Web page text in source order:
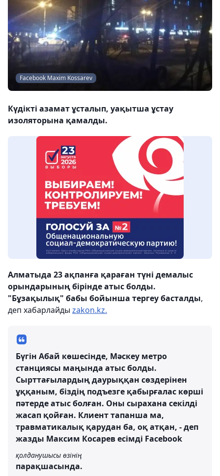
Facebook Maxim Kossarev
Күдікті азамат ұсталып, уақытша ұстау
изоляторына қамалды.
Алматыда 23 ақпанға қараған түні демалыс
орындарының бірінде атыс болды.
"Бұзақылық" бабы бойынша тергеу басталды,
деп хабарлайды zakon.kz.
Бүгін Абай көшесінде, Мәскеу метро
станциясы маңында атыс болды.
Сырттағылардың даурыққан сөздерінен
ұққаным, біздің подъезге қабырғалас көрші
пәтерде атыс болған. Оны сырахана секілді
жасап қойған. Клиент тапанша ма,
травматикалық қарудан ба, оқ атқан, - деп
жазды Максим Косарев есімді Facebook
қолданушысы өзінің
парақшасында.